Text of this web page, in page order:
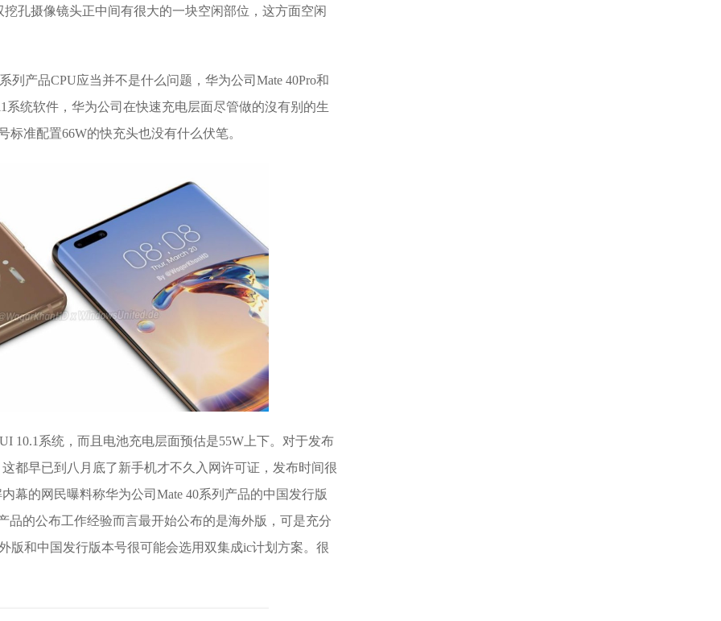
孔摄像镜头正中间有很大的一块空闲部位，这方面空闲
列产品CPU应当并不是什么问题，华为公司Mate 40Pro和
系统软件，华为公司在快速充电层面尽管做的沒有别的生
标准配置66W的快充头也没有什么伏笔。
10.1系统，而且电池充电层面预估是55W上下。对于发布
都早已到八月底了新手机才不久入网许可证，发布时间很
幕的网民曝料称华为公司Mate 40系列产品的中国发行版
品的公布工作经验而言最开始公布的是海外版，可是充分
版和中国发行版本号很可能会选用双集成ic计划方案。很